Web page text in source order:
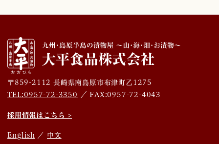
〒859-2112 長崎県南島原市布津町乙1275
TEL:0957-72-3350 ／ FAX:0957-72-4043
採用情報はこちら >
English ／ 中文